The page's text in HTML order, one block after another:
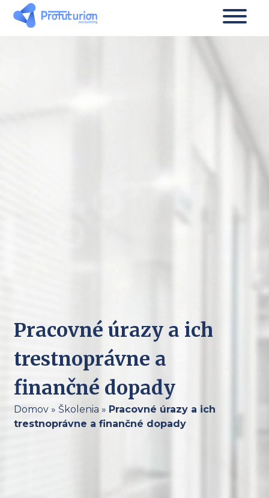
Pracovné úrazy a ich
trestnoprávne a
finančné dopady
Domov» Školenia » Pracovné úrazy a ich
trestnoprávne a finančné dopady